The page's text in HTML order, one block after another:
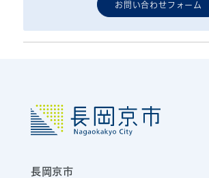
お問い合わせフォーム
長岡京市